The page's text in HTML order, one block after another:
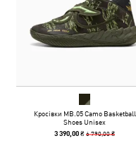
Кросівки MB.05 Camo Basketball
Shoes Unisex
3 390,00 ₴6 790,00 ₴